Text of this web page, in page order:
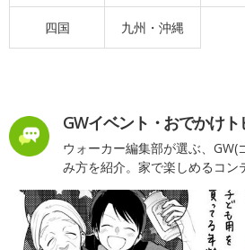
四国 九州・沖縄
GWイベント・おでかけト
ウォーカー編集部が選ぶ、GW(
み方を紹介。家で楽しめるコン